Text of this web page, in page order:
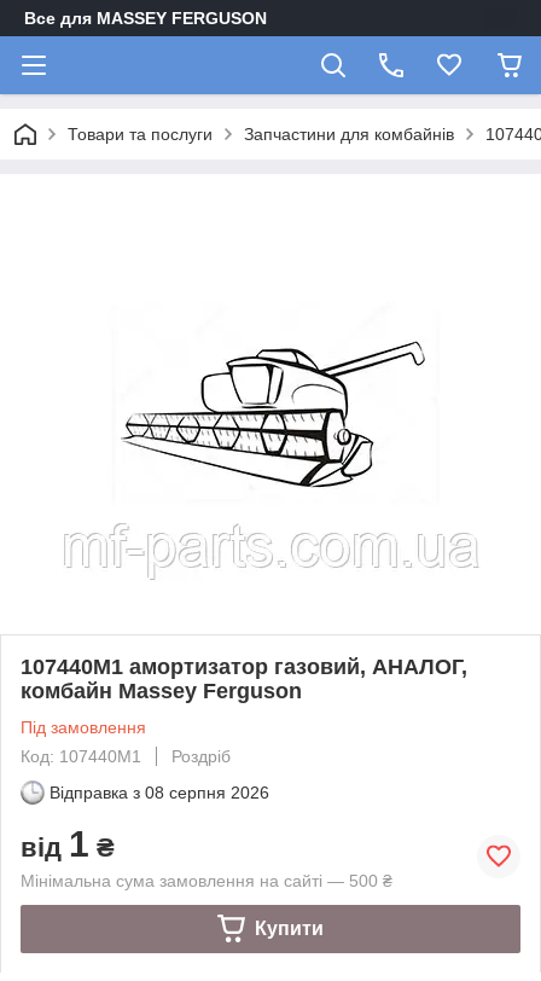
Все для MASSEY FERGUSON
Товари та послуги Запчастини для комбайнів
107440M1 амортизатор газовий, АНАЛОГ,
комбайн Massey Ferguson
Під замовлення
Код: 107440M1
Роздріб
Відправка з 08 серпня 2026
від 1 ₴
Мінімальна сума замовлення на сайті — 500 ₴
Купити